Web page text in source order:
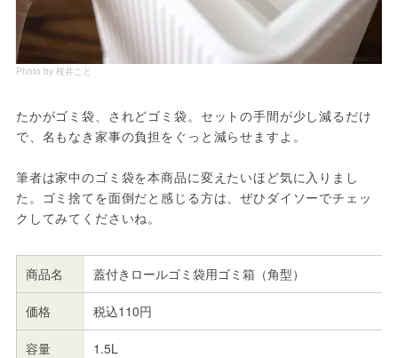
Photo by 桜井こと
たかがゴミ袋、されどゴミ袋。セットの手間が少し減るだけ
で、名もなき家事の負担をぐっと減らせますよ。
筆者は家中のゴミ袋を本商品に変えたいほど気に入りまし
た。ゴミ捨てを面倒だと感じる方は、ぜひダイソーでチェッ
クしてみてくださいね。
商品名 蓋付きロールゴミ袋用ゴミ箱（角型）
価格 税込110円
容量 1.5L